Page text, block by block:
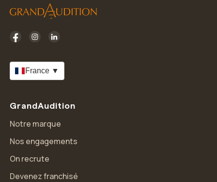
France ▼
GrandAudition
Notre marque
Nos engagements
On recrute
Devenez franchisé